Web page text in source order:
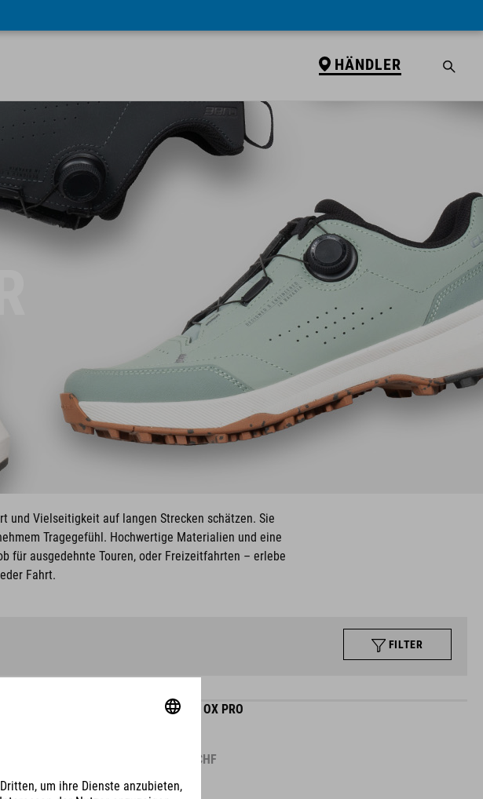
HÄNDLER
und Vielseitigkeit auf langen Strecken schätzen. Sie
Tragegefühl. Hochwertige Materialien und eine
für ausgedehnte Touren, oder Freizeitfahrten – erlebe
Fahrt.
FILTER
SCHUHE OX PRO
CHF